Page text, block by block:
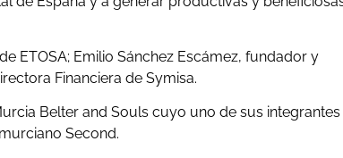
ETOSA; Emilio Sánchez Escámez, fundador y
Financiera de Symisa.
Belter and Souls cuyo uno de sus integrantes
Second.